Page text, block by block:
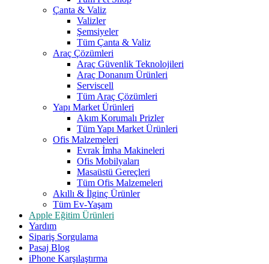
Çanta & Valiz
Valizler
Şemsiyeler
Tüm Çanta & Valiz
Araç Çözümleri
Araç Güvenlik Teknolojileri
Araç Donanım Ürünleri
Serviscell
Tüm Araç Çözümleri
Yapı Market Ürünleri
Akım Korumalı Prizler
Tüm Yapı Market Ürünleri
Ofis Malzemeleri
Evrak İmha Makineleri
Ofis Mobilyaları
Masaüstü Gereçleri
Tüm Ofis Malzemeleri
Akıllı & İlginç Ürünler
Tüm Ev-Yaşam
Apple Eğitim Ürünleri
Yardım
Sipariş Sorgulama
Pasaj Blog
iPhone Karşılaştırma